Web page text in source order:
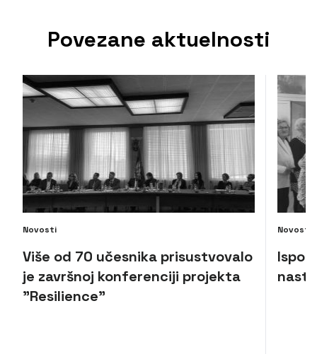
Povezane aktuelnosti
Novosti
Više od 70 učesnika prisustvovalo
je završnoj konferenciji projekta
"Resilience"
Novosti